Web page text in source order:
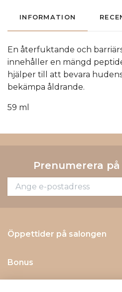
INFORMATION
En återfuktande och
innehåller en mängd
hjälper till att bevara
bekämpa åldrande.
59 ml
Prenumerera
Öppettider på salongen
Bonus